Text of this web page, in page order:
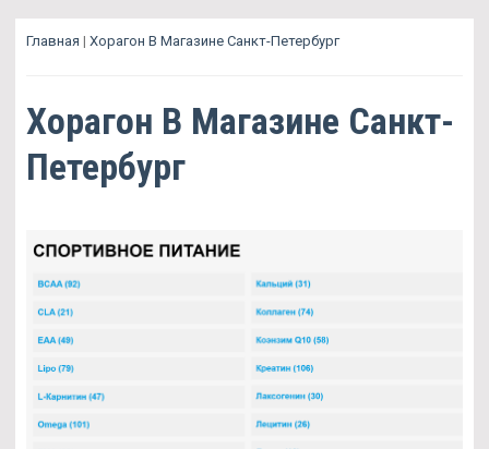
Главная | Хорагон В Магазине Санкт-Петербург
Хорагон В Магазине Санкт-
Петербург